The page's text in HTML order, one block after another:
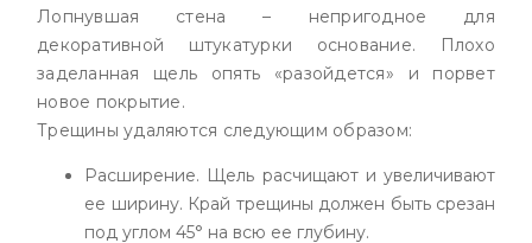
Лопнувшая стена – непригодное для
декоративной штукатурки основание. Плохо
заделанная щель опять «разойдется» и порвет
новое покрытие.
Трещины удаляются следующим образом:
Расширение. Щель расчищают и увеличивают
ее ширину. Край трещины должен быть срезан
под углом 45° на всю ее глубину.